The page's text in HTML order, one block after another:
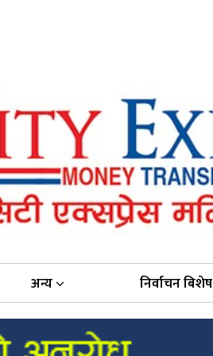
अन्य निर्वाचन बिशेष